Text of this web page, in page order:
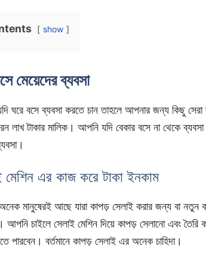
show
মেয়েদের ব্যবসা
ঘরে বসে ব্যবসা করতে চান তাহলে আপনার জন্য কিছু
লাখ টাকার মালিক। আপনি যদি বেকার বসে না থেকে
মেশিন এর কাজ করে টাকা ইনকাম
মানুষেরই আছে যারা কাপড় সেলাই করার জন্য বা নতুন
আপনি চাইলে সেলাই মেশিন দিয়ে কাপড় সেলানো এবং
পারবেন। বর্তমানে কাপড় সেলাই এর অনেক চাহিদা।